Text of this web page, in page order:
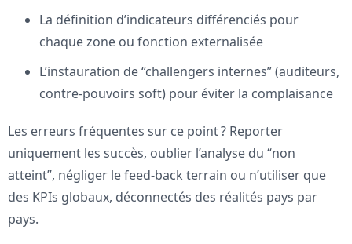
La définition d’indicateurs différenciés pour
chaque zone ou fonction externalisée
L’instauration de “challengers internes” (auditeurs,
contre-pouvoirs soft) pour éviter la complaisance
Les erreurs fréquentes sur ce point ? Reporter
uniquement les succès, oublier l’analyse du “non
atteint”, négliger le feed-back terrain ou n’utiliser que
des KPIs globaux, déconnectés des réalités pays par
pays.